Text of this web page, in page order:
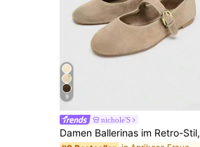
9
nichole'S